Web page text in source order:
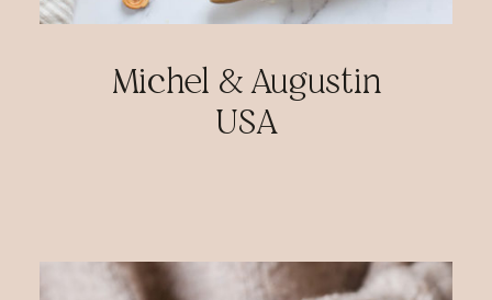
Michel & Augustin
USA